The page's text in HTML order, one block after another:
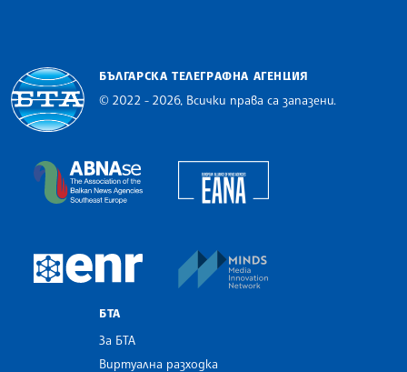
БЪЛГАРСКА ТЕЛЕГРАФНА АГЕНЦИЯ
© 2022 - 2026, Всички права са запазени.
The Assocoation of the Balkan News Agencies
European Newsroom
БТА
За БТА
Виртуална разходка